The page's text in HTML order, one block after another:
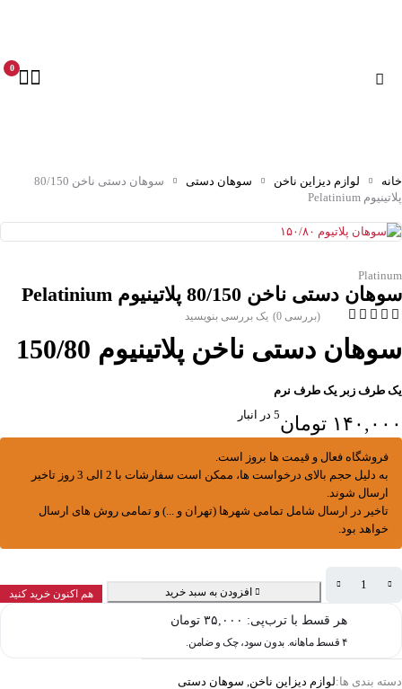
0
خانه لوازم دیزاین ناخن سوهان دستی
سوهان دستی ناخن 80/150
پلاتینیوم Pelatinium
Platinum
سوهان دستی ناخن 80/150 پلاتینیوم Pelatinium
(بررسی 0) یک بررسی بنویسید
سوهان دستی ناخن پلاتینیوم 150/80
یک طرف زبر یک طرف نرم
۱۴۰,۰۰۰ تومان5 در انبار
فروشگاه فعال و قیمت ها بروز است.
به دلیل حجم بالای درخواست ها، ممکن است سفارشات با 2 الی 3 روز تاخیر
ارسال شوند.
تاخیر در ارسال شامل تمامی شهرها (تهران و ...) و تمامی روش های ارسال
خواهد بود.
افزودن به سبد خرید هم اکنون خرید کنید
هر قسط با ترب‌پی: ۳۵,۰۰۰ تومان
۴ قسط ماهانه. بدون سود، چک و ضامن.
دسته بندی ها:لوازم دیزاین ناخن, سوهان دستی